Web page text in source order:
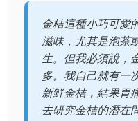
金桔這種小巧可愛
滋味，尤其是泡茶
生。但我必須說，
多。我自己就有一
新鮮金桔，結果胃
去研究金桔的潛在